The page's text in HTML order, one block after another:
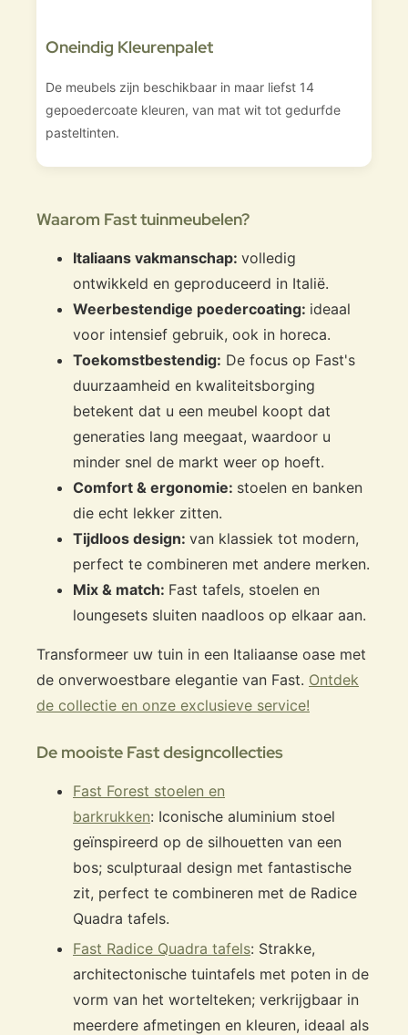
Oneindig Kleurenpalet
De meubels zijn beschikbaar in maar liefst 14
gepoedercoate kleuren, van mat wit tot gedurfde
pasteltinten.
Waarom Fast tuinmeubelen?
Italiaans vakmanschap: volledig
ontwikkeld en geproduceerd in Italië.
Weerbestendige poedercoating: ideaal
voor intensief gebruik, ook in horeca.
Toekomstbestendig: De focus op Fast's
duurzaamheid en kwaliteitsborging
betekent dat u een meubel koopt dat
generaties lang meegaat, waardoor u
minder snel de markt weer op hoeft.
Comfort & ergonomie: stoelen en banken
die echt lekker zitten.
Tijdloos design: van klassiek tot modern,
perfect te combineren met andere merken.
Mix & match: Fast tafels, stoelen en
loungesets sluiten naadloos op elkaar aan.
Transformeer uw tuin in een Italiaanse oase met
de onverwoestbare elegantie van Fast. Ontdek
de collectie en onze exclusieve service!
De mooiste Fast designcollecties
Fast Forest stoelen en
barkrukken: Iconische aluminium stoel
geïnspireerd op de silhouetten van een
bos; sculpturaal design met fantastische
zit, perfect te combineren met de Radice
Quadra tafels.
Fast Radice Quadra tafels: Strakke,
architectonische tuintafels met poten in de
vorm van het wortelteken; verkrijgbaar in
meerdere afmetingen en kleuren, ideaal als